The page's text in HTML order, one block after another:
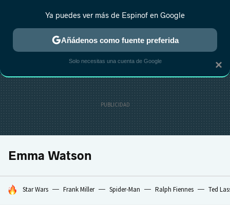
ESTRENOS REALITY ANIME RANKINGS CINE
Emma Watson
HOY SE HABLA DE
Star Wars Frank Miller Spider-Man Ralph Fiennes Ted
×
Ya puedes ver más de Espinof en Google
Añádenos como fuente preferida
Solo necesitas una cuenta de Google